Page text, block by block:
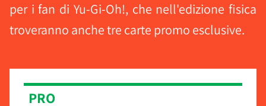
per i fan di Yu-Gi-Oh!, che nell'edizione fisica
troveranno anche tre carte promo esclusive.
PRO